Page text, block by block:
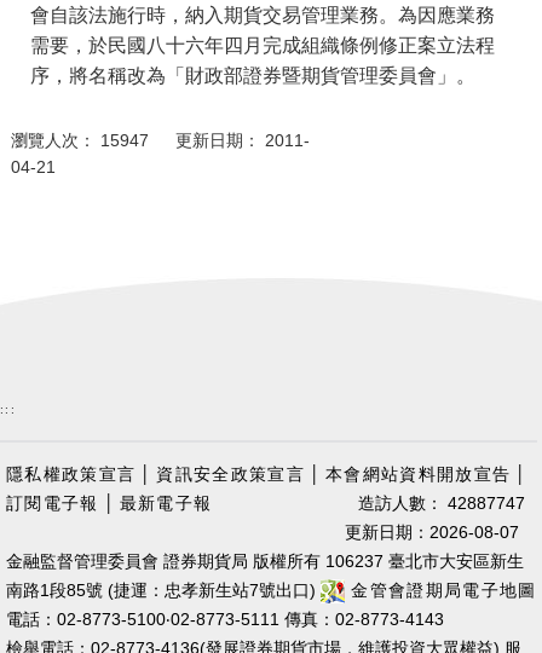
會自該法施行時，納入期貨交易管理業務。為因應業務
需要，於民國八十六年四月完成組織條例修正案立法程
序，將名稱改為「財政部證券暨期貨管理委員會」。
瀏覽人次： 15947 更新日期： 2011-
04-21
:::
隱私權政策宣言 資訊安全政策宣言 │本會網站資料開放宣告
訂閱電子報
最新電子報
造訪人數： 42887747
更新日期：2026-08-07
金融監督管理委員會 證券期貨局 版權所有 106237 臺北市大安區新生
南路1段85號 (捷運：忠孝新生站7號出口)
金管會證期局電子地圖
電話：02-8773-5100‧02-8773-5111 傳真：02-8773-4143
檢舉電話：02-8773-4136(發展證券期貨市場，維護投資大眾權益) 服